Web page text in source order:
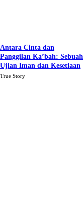
Antara Cinta dan
Panggilan Ka’bah: Sebuah
Ujian Iman dan Kesetiaan
True Story